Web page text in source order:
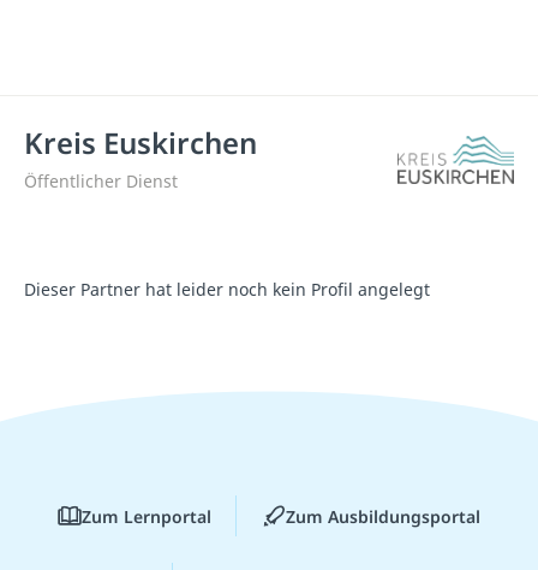
Kreis Euskirchen
Öffentlicher Dienst
Dieser Partner hat leider noch kein Profil angelegt
Zum Lernportal Zum Ausbildungsportal